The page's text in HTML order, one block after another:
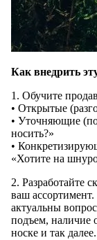
Как внедрить
1. Обучите
• Открытые
• Уточняющие
носить?»
•
«Хотите на
2. Разработайте
ваш
актуальны
подъем, наличие
носке и так далее.